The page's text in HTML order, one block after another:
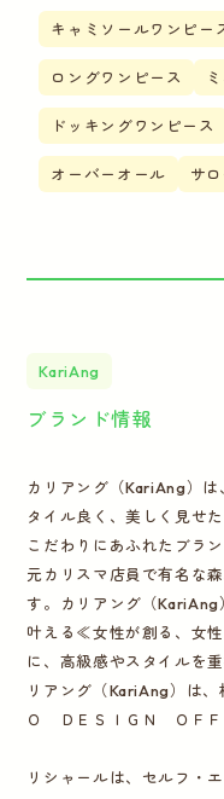
キャミソールワンピー
ロングワンピース
ドッキングワンピース
オーバーオール サ
KariAng
ブランド情報
カリアング（KariAng）
タイル良く、美しく見せ
こだわりにあふれたブラ
元カリスマ店員で有名な
す。カリアング（
叶える≪女性が創る、女
に、高級感やスタイルを
リアング（KariAng）は
Ｏ ＤＥＳＩＧＮ ＯＦＦ
リシャールは、セルフ・